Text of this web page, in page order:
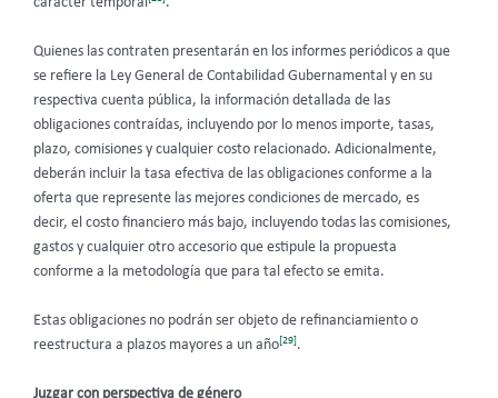
Quienes las contraten presentarán en los informes periódicos a que
se refiere la Ley General de Contabilidad Gubernamental y en su
respectiva cuenta pública, la información detallada de las
obligaciones contraídas, incluyendo por lo menos importe, tasas,
plazo, comisiones y cualquier costo relacionado. Adicionalmente,
deberán incluir la tasa efectiva de las obligaciones conforme a la
oferta que represente las mejores condiciones de mercado, es
decir, el costo financiero más bajo, incluyendo todas las comisiones,
gastos y cualquier otro accesorio que estipule la propuesta
conforme a la metodología que para tal efecto se emita.
Estas obligaciones no podrán ser objeto de refinanciamiento o
reestructura a plazos mayores a un año[29].
Juzgar con perspectiva de género